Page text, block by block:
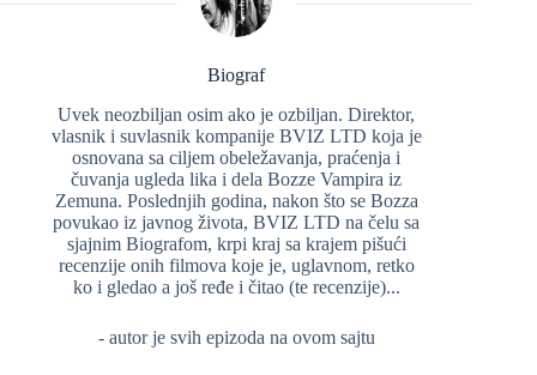
Biograf
Uvek neozbiljan osim ako je ozbiljan. Direktor,
vlasnik i suvlasnik kompanije BVIZ LTD koja je
osnovana sa ciljem obeležavanja, praćenja i
čuvanja ugleda lika i dela Bozze Vampira iz
Zemuna. Poslednjih godina, nakon što se Bozza
povukao iz javnog života, BVIZ LTD na čelu sa
sjajnim Biografom, krpi kraj sa krajem pišući
recenzije onih filmova koje je, uglavnom, retko
ko i gledao a još ređe i čitao (te recenzije)...
- autor je svih epizoda na ovom sajtu